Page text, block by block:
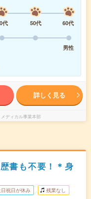
代 50代
60代
男性
詳しく見る
ディカル事業本部
書も不要！＊身
日祝日が休み 残業なし